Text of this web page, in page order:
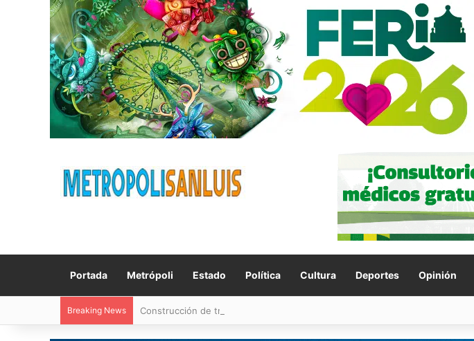
Portada Metrópoli Estado Política Cultura Deportes Opinión
Breaking News Construcción de tres nuevas aulas en Capullito III registra avances en Soledad